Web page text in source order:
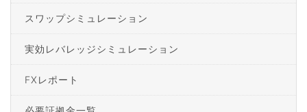
スワップシミュレーション
実効レバレッジシミュレーション
FXレポート